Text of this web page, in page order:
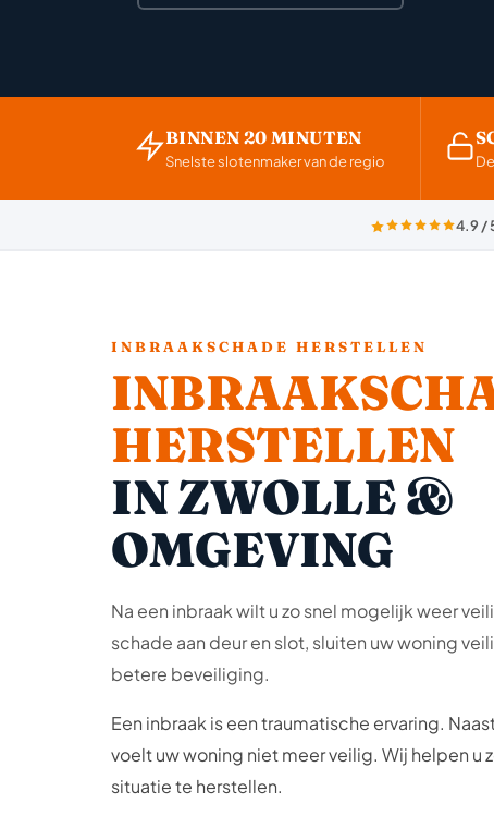
BINNEN 20 MINUTEN
Snelste slotenmaker van de regio
4.9 /
INBRAAKSCHADE HERSTELLEN
HERSTELLEN
IN ZWOLLE &
OMGEVING
Na een inbraak wilt u zo snel mogelijk weer
schade aan deur en slot, sluiten uw woning
betere beveiliging.
Een inbraak is een traumatische ervaring.
voelt uw woning niet meer veilig. Wij helpen u
situatie te herstellen.